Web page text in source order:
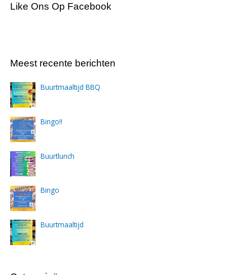
Like Ons Op Facebook
Meest recente berichten
Buurtmaaltijd BBQ
Bingo!!
Buurtlunch
Bingo
Buurtmaaltijd